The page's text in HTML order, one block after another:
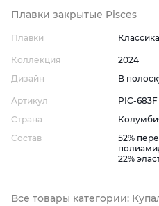
Плавки закрытые Pisces
Плавки Классика
Коллекция
2024
Дизайн
В
Артикул
PIC-683F
Страна
Состав
52%
22%
Все товары категории: